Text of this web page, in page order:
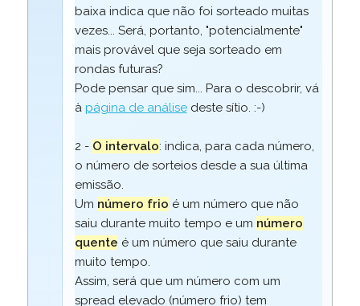
baixa indica que não foi sorteado muitas
vezes... Será, portanto, "potencialmente"
mais provável que seja sorteado em
rondas futuras?
Pode pensar que sim... Para o descobrir, vá
à página de análisedeste sítio. :-)
2 - O intervalo: indica, para cada número,
o número de sorteios desde a sua última
emissão.
Um número frio é um número que não
saiu durante muito tempo e um número
quente é um número que saiu durante
muito tempo.
Assim, será que um número com um
spread elevado (número frio) tem